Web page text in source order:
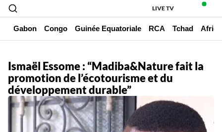
LIVE TV
Gabon Congo Guinée Equatoriale RCA Tchad
Ismaël Essome : “Madiba&Nature fait la
promotion de l’écotourisme et du
développement durable”